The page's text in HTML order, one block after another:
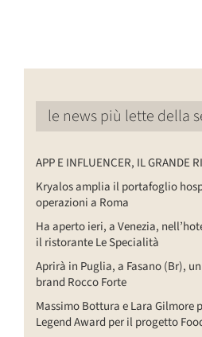
le news più lette della
APP E INFLUENCER, IL GRANDE
Kryalos amplia il portafoglio
operazioni a Roma
Ha aperto ieri, a Venezia,
il ristorante Le Specialità
Aprirà in Puglia, a Fasano (Br),
brand Rocco Forte
Massimo Bottura e Lara Gilmore
Legend Award per il progetto